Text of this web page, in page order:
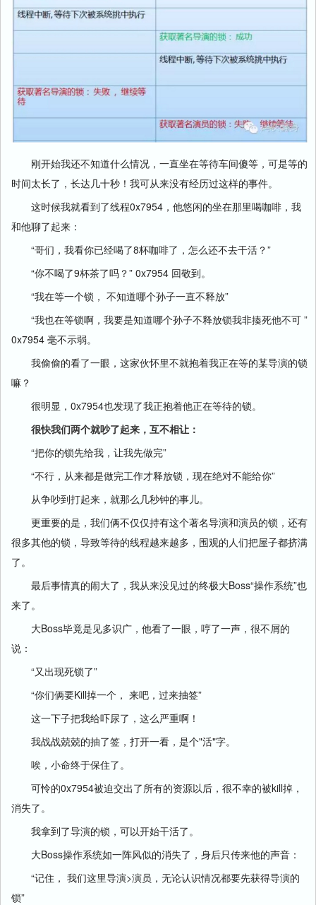
刚开始我还不知道什么情况，一直坐在等待车间傻等，可是等的
时间太长了，长达几十秒！我可从来没有经历过这样的事件。
这时候我就看到了线程0x7954，他悠闲的坐在那里喝咖啡，我
和他聊了起来：
“哥们，我看你已经喝了8杯咖啡了，怎么还不去干活？”
“你不喝了9杯茶了吗？” 0x7954 回敬到。
“我在等一个锁， 不知道哪个孙子一直不释放”
“我也在等锁啊，我要是知道哪个孙子不释放锁我非揍死他不可 ”
0x7954 毫不示弱。
我偷偷的看了一眼，这家伙怀里不就抱着我正在等的某导演的锁
嘛？
很明显，0x7954也发现了我正抱着他正在等待的锁。
很快我们两个就吵了起来，互不相让：
“把你的锁先给我，让我先做完”
“不行，从来都是做完工作才释放锁，现在绝对不能给你”
从争吵到打起来，就那么几秒钟的事儿。
更重要的是，我们俩不仅仅持有这个著名导演和演员的锁，还有
很多其他的锁，导致等待的线程越来越多，围观的人们把屋子都挤满
了。
最后事情真的闹大了，我从来没见过的终极大Boss“操作系统”也
来了。
大Boss毕竟是见多识广，他看了一眼，哼了一声，很不屑的
说：
“又出现死锁了”
“你们俩要Kill掉一个， 来吧，过来抽签”
这一下子把我给吓尿了，这么严重啊！
我战战兢兢的抽了签，打开一看，是个"活"字。
唉，小命终于保住了。
可怜的0x7954被迫交出了所有的资源以后，很不幸的被kill掉，
消失了。
我拿到了导演的锁，可以开始干活了。
大Boss操作系统如一阵风似的消失了，身后只传来他的声音：
“记住， 我们这里导演>演员，无论认识情况都要先获得导演的
锁”